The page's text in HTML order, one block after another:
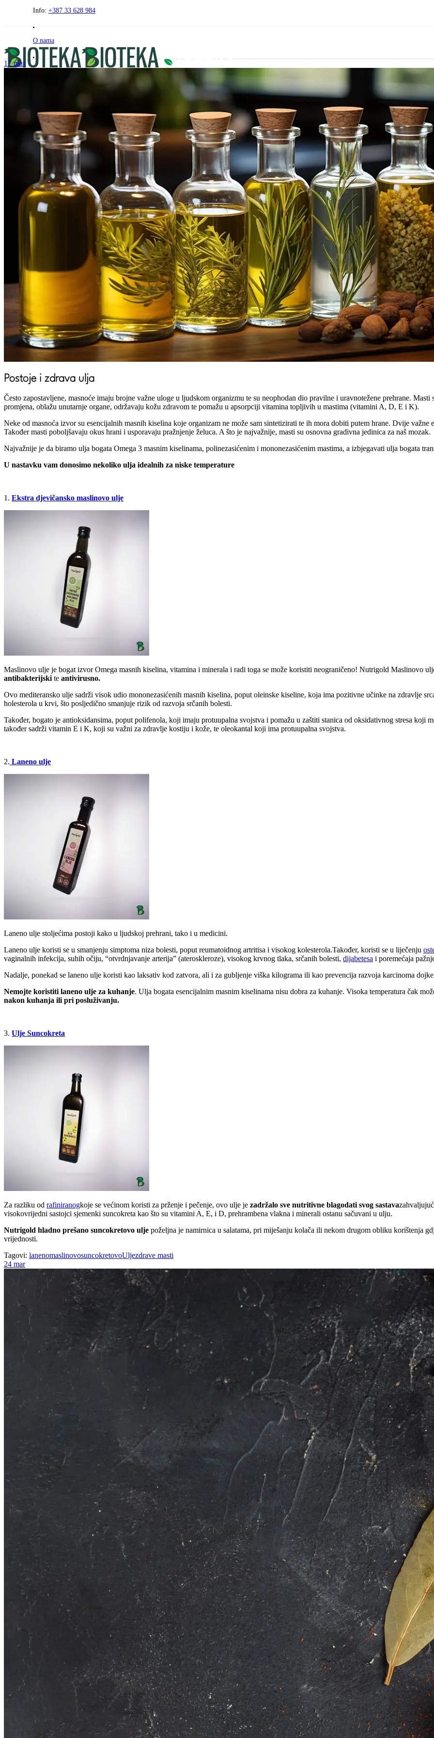
PreskočiteInfo: +387 33 628 984
O nama
- Besplatna dostava za narudžbe iznad 120 KM -
Kontakt
AKCIJE
ZDRAVI KUTAK
BEZ GLUTENA
KM
Nema proizvoda u korpi.
17 mar
Postoje i zdrava ulja
Često zapostavljene, masnoće imaju brojne važne uloge u ljudskom organizmu te su neophodan dio pravilne i uravnotežene prehrane.
promjena, oblažu unutarnje organe, održavaju kožu zdravom te pomažu u apsorpciji vitamina topljivih u mastima (vitamini A, D, E i K).
Neke od masnoća izvor su esencijalnih masnih kiselina koje organizam ne može sam sintetizirati te ih mora dobiti putem hrane. Dvije
Također masti poboljšavaju okus hrani i usporavaju pražnjenje želuca. A što je najvažnije, masti su osnovna gradivna jedinica za naš mozak.
Najvažnije je da biramo ulja bogata Omega 3 masnim kiselinama, polinezasićenim i mononezasićenim mastima, a izbjegavati ulja bogata
U nastavku vam donosimo nekoliko ulja idealnih za niske temperature
1. Ekstra djevičansko maslinovo ulje
Maslinovo ulje je bogat izvor Omega masnih kiselina, vitamina i minerala i radi toga se može koristiti neograničeno! Nutrigold Maslinovo
antibakterijski te antivirusno.
Ovo mediteransko ulje sadrži visok udio mononezasićenih masnih kiselina, poput oleinske kiseline, koja ima pozitivne učinke na zdravlje
holesterola u krvi, što posljedično smanjuje rizik od razvoja srčanih bolesti.
Također, bogato je antioksidansima, poput polifenola, koji imaju protuupalna svojstva i pomažu u zaštiti stanica od oksidativnog stresa koji
također sadrži vitamin E i K, koji su važni za zdravlje kostiju i kože, te oleokantal koji ima protuupalna svojstva.
2. Laneno ulje
Laneno ulje stoljećima postoji kako u ljudskoj prehrani, tako i u medicini.
Laneno ulje koristi se u smanjenju simptoma niza bolesti, poput reumatoidnog artritisa i visokog kolesterola.Također, koristi se u liječenju
vaginalnih infekcija, suhih očiju, “otvrdnjavanje arterija” (ateroskleroze), visokog krvnog tlaka, srčanih bolesti, dijabetesa i poremećaja
Nadalje, ponekad se laneno ulje koristi kao laksativ kod zatvora, ali i za gubljenje viška kilograma ili kao prevencija razvoja karcinoma
Nemojte koristiti laneno ulje za kuhanje. Ulja bogata esencijalnim masnim kiselinama nisu dobra za kuhanje. Visoka temperatura čak
nakon kuhanja ili pri posluživanju.
3. Ulje Suncokreta
Za razliku od rafiniranogkoje se većinom koristi za prženje i pečenje, ovo ulje je zadržalo sve nutritivne blagodati svog sastava
visokovrijedni sastojci sjemenki suncokreta kao što su vitamini A, E, i D, prehrambena vlakna i minerali ostanu sačuvani u ulju.
Nutrigold hladno prešano suncokretovo ulje poželjna je namirnica u salatama, pri miješanju kolača ili nekom drugom obliku korištenja
vrijednosti.
Tagovi: lanenomaslinovosuncokretovoUljezdrave masti
24 mar